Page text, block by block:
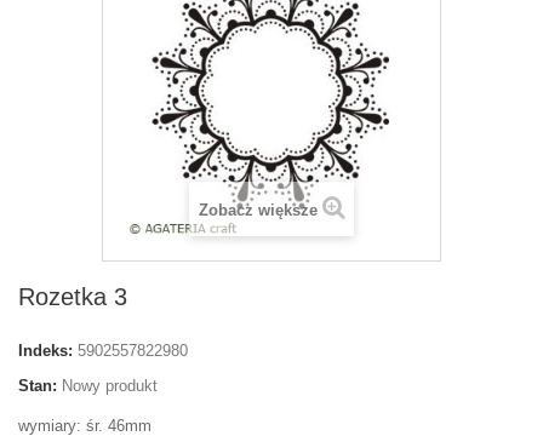
Zobacz większe
Rozetka 3
Indeks: 5902557822980
Stan: Nowy produkt
wymiary: śr. 46mm